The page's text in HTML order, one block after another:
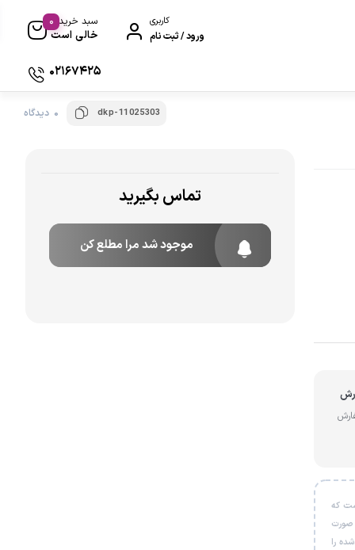
کاربری
ورود / ثبت نام
سبد خرید
خالی است
0
02167425
dkp-11025303 0 دیدگاه
سفارش
است که
صورت
خریداری‌شده را
تماس بگیرید
موجود شد مرا مطلع کن